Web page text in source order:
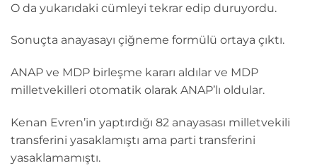
O da yukarıdaki cümleyi tekrar edip duruyordu.
Sonuçta anayasayı çiğneme formülü ortaya çıktı.
ANAP ve MDP birleşme kararı aldılar ve MDP
milletvekilleri otomatik olarak ANAP’lı oldular.
Kenan Evren’in yaptırdığı 82 anayasası milletvekili
transferini yasaklamıştı ama parti transferini
yasaklamamıştı.